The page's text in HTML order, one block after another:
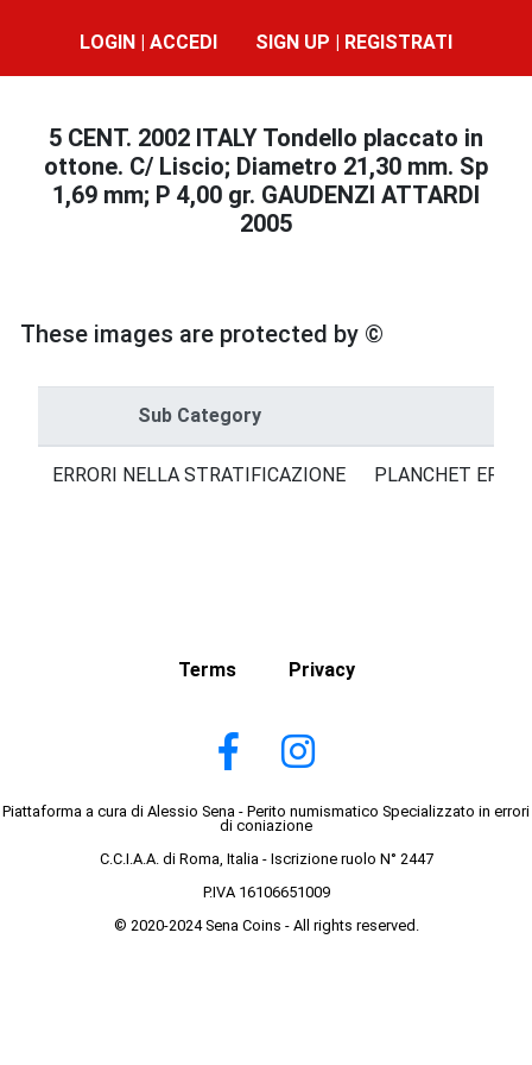
LOGIN | ACCEDI SIGN UP | REGISTRATI
5 CENT. 2002 ITALY Tondello placcato in
ottone. C/ Liscio; Diametro 21,30 mm. Sp
1,69 mm; P 4,00 gr. GAUDENZI ATTARDI
2005
These images are protected by ©
Sub Category
ERRORI NELLA STRATIFICAZIONE PLANCHET
Terms Privacy
Piattaforma a cura di Alessio Sena - Perito numismatico Specializzato in errori
di coniazione
C.C.I.A.A. di Roma, Italia - Iscrizione ruolo N° 2447
P.IVA 16106651009
© 2020-2024 Sena Coins - All rights reserved.